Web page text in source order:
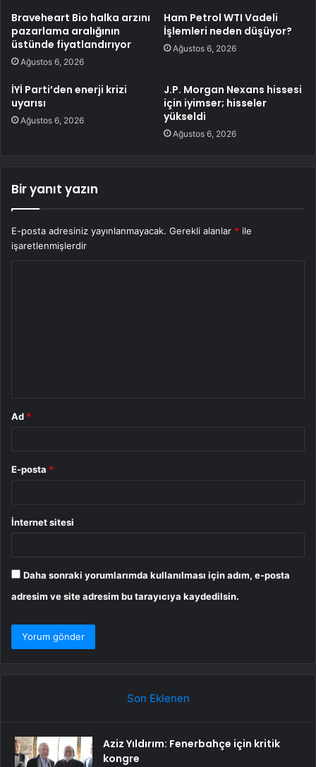
Braveheart Bio halka arzını
pazarlama aralığının
üstünde fiyatlandırıyor
Ağustos 6, 2026
Ham Petrol WTI Vadeli
İşlemleri neden düşüyor?
Ağustos 6, 2026
İYİ Parti’den enerji krizi
uyarısı
Ağustos 6, 2026
J.P. Morgan Nexans hissesi
için iyimser; hisseler
yükseldi
Ağustos 6, 2026
Bir yanıt yazın
E-posta adresiniz yayınlanmayacak. Gerekli alanlar * ile
işaretlenmişlerdir
Ad *
E-posta *
İnternet sitesi
Daha sonraki yorumlarımda kullanılması için adım, e-posta
adresim ve site adresim bu tarayıcıya kaydedilsin.
Son Eklenen
Aziz Yıldırım: Fenerbahçe için kritik
kongre